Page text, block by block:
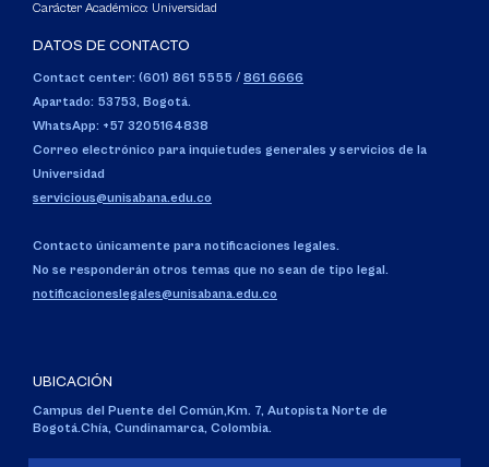
Carácter Académico: Universidad
DATOS DE CONTACTO
Contact center: (601) 861 5555 / 861 6666
Apartado: 53753, Bogotá.
WhatsApp: +57 3205164838
Correo electrónico para inquietudes generales y servicios de la
Universidad
servicious@unisabana.edu.co
Contacto únicamente para notificaciones legales.
No se responderán otros temas que no sean de tipo legal.
notificacioneslegales@unisabana.edu.co
UBICACIÓN
Campus del Puente del Común,Km. 7, Autopista Norte de
Bogotá.Chía, Cundinamarca, Colombia.